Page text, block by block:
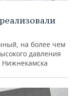
на более чем
давления
Нижнекамска